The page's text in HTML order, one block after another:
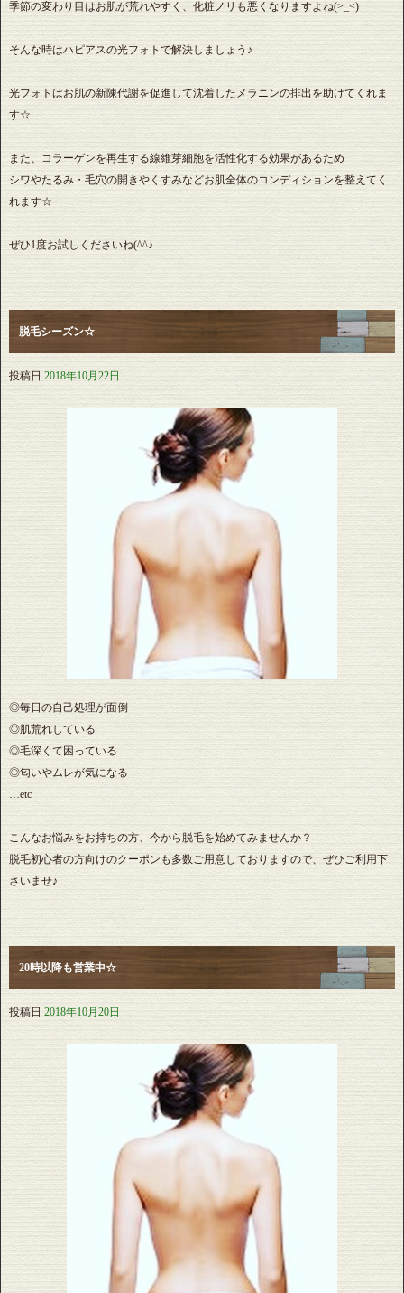
季節の変わり目はお肌が荒れやすく、化粧ノリも悪くなりますよね(>_<)
そんな時はハピアスの光フォトで解決しましょう♪
光フォトはお肌の新陳代謝を促進して沈着したメラニンの排出を助けてくれま
す☆
また、コラーゲンを再生する線維芽細胞を活性化する効果があるため
シワやたるみ・毛穴の開きやくすみなどお肌全体のコンディションを整えてく
れます☆
ぜひ1度お試しくださいね(^^♪
脱毛シーズン☆
投稿日 2018年10月22日
◎毎日の自己処理が面倒
◎肌荒れしている
◎毛深くて困っている
◎匂いやムレが気になる
…etc
こんなお悩みをお持ちの方、今から脱毛を始めてみませんか？
脱毛初心者の方向けのクーポンも多数ご用意しておりますので、ぜひご利用下
さいませ♪
20時以降も営業中☆
投稿日 2018年10月20日